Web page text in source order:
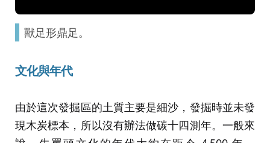
獸足形鼎足。
文化與年代
由於這次發掘區的土質主要是細沙，發掘時並未發
現木炭標本，所以沒有辦法做碳十四測年。一般來